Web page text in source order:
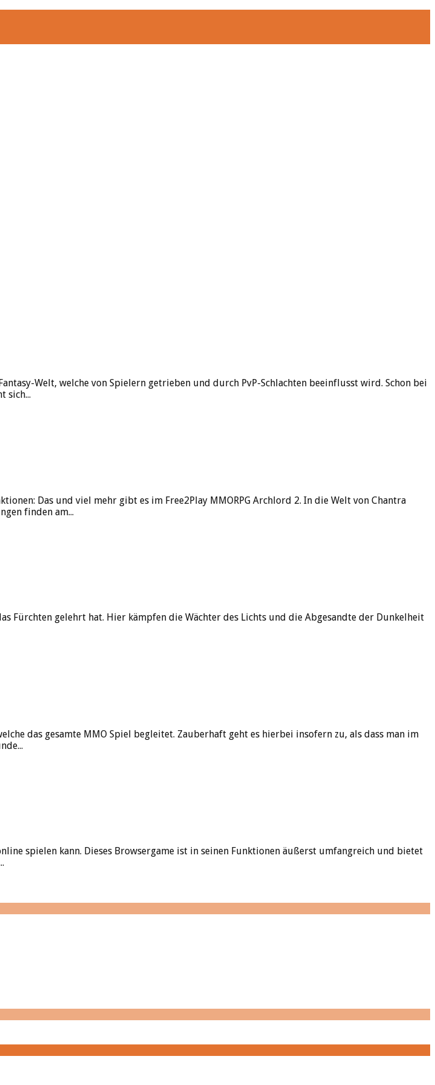
Welt, welche von Spielern getrieben und durch PvP-Schlachten beeinflusst wird. Schon bei
sich...
Das und viel mehr gibt es im Free2Play MMORPG Archlord 2. In die Welt von Chantra
finden am...
Fürchten gelehrt hat. Hier kämpfen die Wächter des Lichts und die Abgesandte der Dunkelheit
das gesamte MMO Spiel begleitet. Zauberhaft geht es hierbei insofern zu, als dass man im
spielen kann. Dieses Browsergame ist in seinen Funktionen äußerst umfangreich und bietet